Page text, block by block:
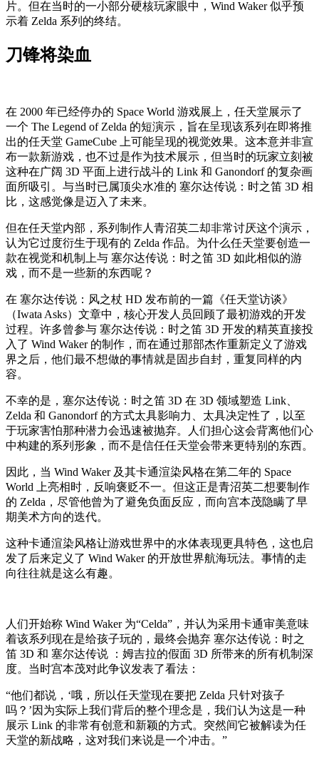
片。但在当时的一小部分硬核玩家眼中，Wind Waker 似乎预
示着 Zelda 系列的终结。
刀锋将染血
在 2000 年已经停办的 Space World 游戏展上，任天堂展示了
一个 The Legend of Zelda 的短演示，旨在呈现该系列在即将推
出的任天堂 GameCube 上可能呈现的视觉效果。这本意并非宣
布一款新游戏，也不过是作为技术展示，但当时的玩家立刻被
这种在广阔 3D 平面上进行战斗的 Link 和 Ganondorf 的复杂画
面所吸引。与当时已属顶尖水准的 塞尔达传说：时之笛 3D 相
比，这感觉像是迈入了未来。
但在任天堂内部，系列制作人青沼英二却非常讨厌这个演示，
认为它过度衍生于现有的 Zelda 作品。为什么任天堂要创造一
款在视觉和机制上与 塞尔达传说：时之笛 3D 如此相似的游
戏，而不是一些新的东西呢？
在 塞尔达传说：风之杖 HD 发布前的一篇《任天堂访谈》
（Iwata Asks）文章中，核心开发人员回顾了最初游戏的开发
过程。许多曾参与 塞尔达传说：时之笛 3D 开发的精英直接投
入了 Wind Waker 的制作，而在通过那部杰作重新定义了游戏
界之后，他们最不想做的事情就是固步自封，重复同样的内
容。
不幸的是，塞尔达传说：时之笛 3D 在 3D 领域塑造 Link、
Zelda 和 Ganondorf 的方式太具影响力、太具决定性了，以至
于玩家害怕那种潜力会迅速被抛弃。人们担心这会背离他们心
中构建的系列形象，而不是信任任天堂会带来更特别的东西。
因此，当 Wind Waker 及其卡通渲染风格在第二年的 Space
World 上亮相时，反响褒贬不一。但这正是青沼英二想要制作
的 Zelda，尽管他曾为了避免负面反应，而向宫本茂隐瞒了早
期美术方向的迭代。
这种卡通渲染风格让游戏世界中的水体表现更具特色，这也启
发了后来定义了 Wind Waker 的开放世界航海玩法。事情的走
向往往就是这么有趣。
人们开始称 Wind Waker 为“Celda”，并认为采用卡通审美意味
着该系列现在是给孩子玩的，最终会抛弃 塞尔达传说：时之
笛 3D 和 塞尔达传说 ：姆吉拉的假面 3D 所带来的所有机制深
度。当时宫本茂对此争议发表了看法：
“他们都说，‘哦，所以任天堂现在要把 Zelda 只针对孩子
吗？’因为实际上我们背后的整个理念是，我们认为这是一种
展示 Link 的非常有创意和新颖的方式。突然间它被解读为任
天堂的新战略，这对我们来说是一个冲击。”